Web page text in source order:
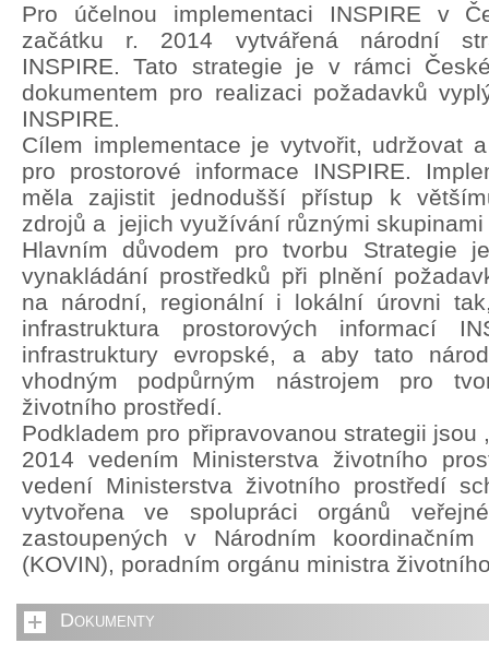
Pro účelnou implementaci INSPIRE v
začátku r. 2014 vytvářená národní
INSPIRE. Tato strategie je v rámci
dokumentem pro realizaci požadavků
INSPIRE.
Cílem implementace je vytvořit, udržovat
pro prostorové informace INSPIRE.
měla zajistit jednodušší přístup k
zdrojů a jejich využívání různými skupinami
Hlavním důvodem pro tvorbu Strategie
vynakládání prostředků při plnění
na národní, regionální i lokální úrovni
infrastruktura prostorových informací
infrastruktury evropské, a aby tato
vhodným podpůrným nástrojem pro
životního prostředí.
Podkladem pro připravovanou strategii jsou
2014 vedením Ministerstva životního
vedení Ministerstva životního prostředí
vytvořena ve spolupráci orgánů
zastoupených v Národním
(KOVIN), poradním orgánu ministra
Dokumenty